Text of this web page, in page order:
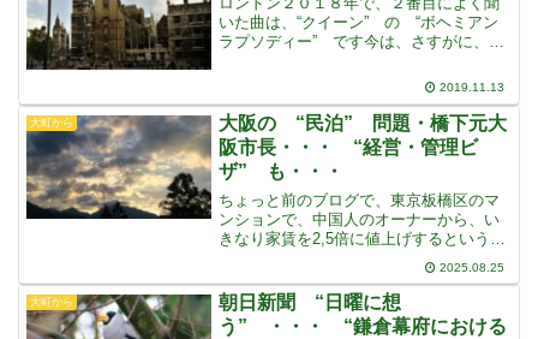
いた曲は、“クイーン” の “ボヘミアン
ラプソディー” です今は、さすがに、そ
は、一日に一度は、聞かずにいられない
は、イギリスでは、ヒ
2019.11.13
大町から
大阪の “民泊” 問題・橋下元大
阪市長・・・ “経営・管理ビ
ザ” も・・・
ちょっと前のブログで、東京板橋区のマ
ンションで、中国人のオーナーから、い
きなり家賃を2,5倍に値上げするという通
知があり、エレベーターも止められたと
いうことがあったことを書きました中国
人のオーナーが民泊に利用するために、
住民を追い出そうと嫌
2025.08.25
大町から
朝日新聞 “日曜に想
う” ・・・ “鎌倉幕府における